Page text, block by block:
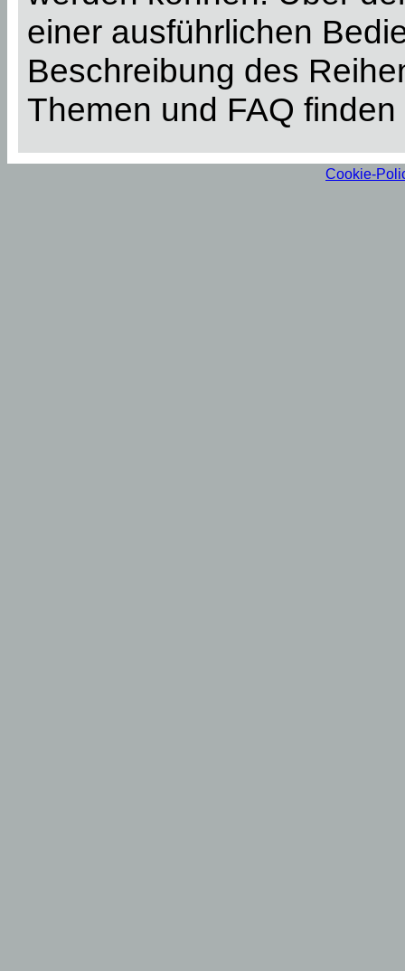
einer ausführlichen
Beschreibung des
Themen und FAQ
Cookie-